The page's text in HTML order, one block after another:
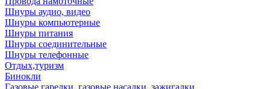
Шнуры аудио, видео
Шнуры компьютерные
Шнуры питания
Шнуры соединительные
Шнуры телефонные
Отдых,туризм
Бинокли
Газовые гарелки, газовые насадки, зажигалки